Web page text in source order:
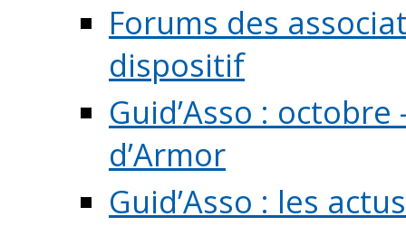
Forums des
dispositif
Guid’Asso :
d’Armor
Guid’Asso : les